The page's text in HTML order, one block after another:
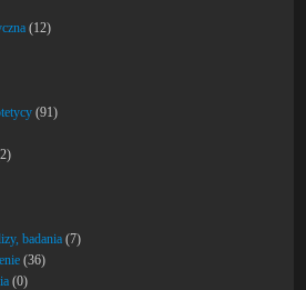
(12)
(91)
badania (7)
(36)
(0)